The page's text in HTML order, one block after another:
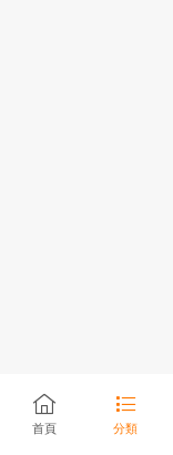
首頁 分類